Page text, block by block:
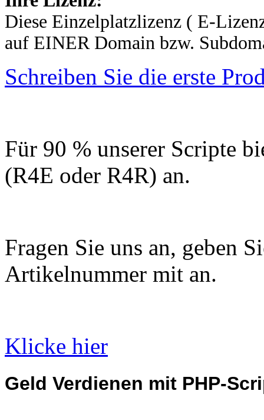
Diese Einzelplatzlizenz ( E-
auf EINER Domain bzw.
Schreiben Sie die erste
Für 90 % unserer Scripte
(R4E oder R4R) an.
Fragen Sie uns an, geben
Artikelnummer mit an.
Klicke hier
Geld Verdienen mit PHP-